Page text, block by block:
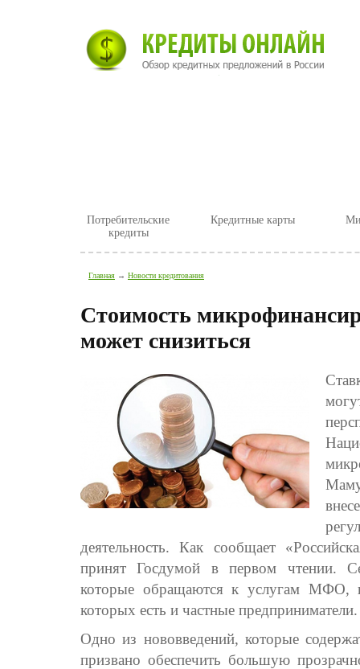
Потребительские
кредиты
Кредитные карты
Главная → Новости кредитования
Стоимость
может снизиться
деятельность. Как сообщает
принят Госдумой в первом чтении.
которые обращаются к услугам МФО,
которых есть и частные предприниматели.
Одно из нововведений, которые
призвано обеспечить большую